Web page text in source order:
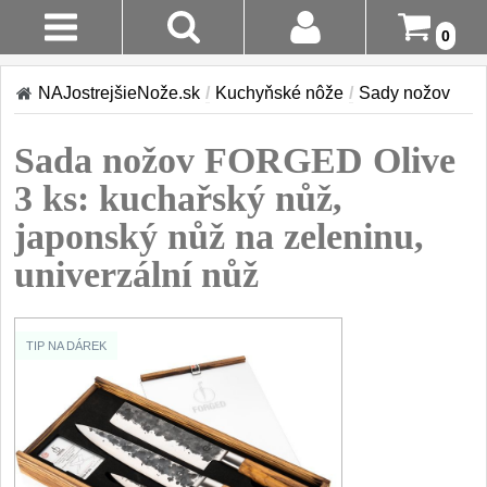
0
Stav
Objednávky
Prihlásenie
Registrácia
Doručenie
A Platba
Vrátenie Do
Reklamácia
Kontakty
Akcia!
Sady nožov 9
Kuchařské nože 30
Nože na ovoce a
43
Santoku nože 46
Nože NAKIRI 17
NAJostrejšieNože.sk / Kuchyňské nôže / Sady nožov
Sada nožov FORGED Olive
3 ks: kuchařský nůž,
japonský nůž na zeleninu,
univerzální nůž
TIP NA DÁREK